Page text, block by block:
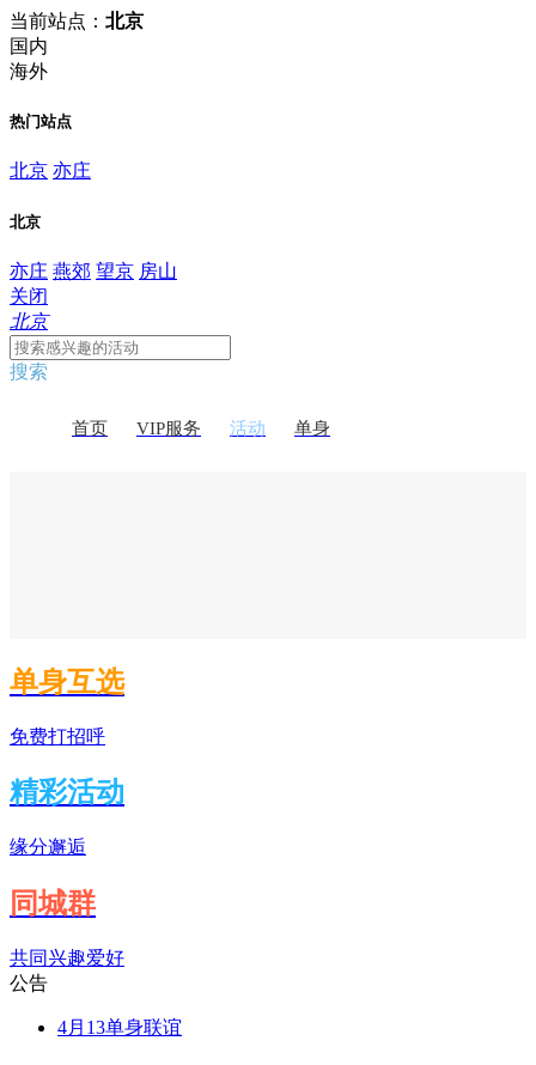
当前站点： 北京
国内
海外
热门站点
北京 亦庄
北京
亦庄 燕郊 望京 房山
关闭
北京
搜索
首页 VIP服务 活动 单身
单身互选
免费打招呼
精彩活动
缘分邂逅
同城群
共同兴趣爱好
公告
4月13单身联谊